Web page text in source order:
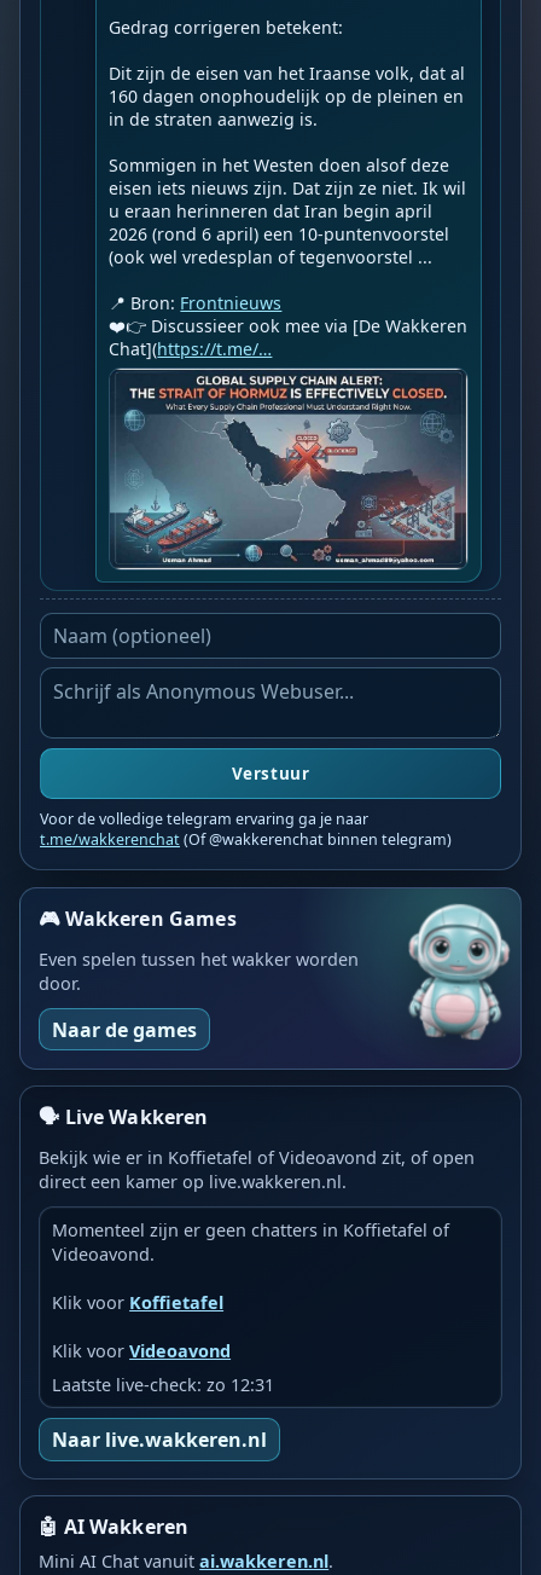
Gedrag corrigeren betekent:
Dit zijn de eisen van het Iraanse volk, dat al
160 dagen onophoudelijk op de pleinen en
in de straten aanwezig is.
Sommigen in het Westen doen alsof deze
eisen iets nieuws zijn. Dat zijn ze niet. Ik wil
u eraan herinneren dat Iran begin april
2026 (rond 6 april) een 10-puntenvoorstel
(ook wel vredesplan of tegenvoorstel ...
📍 Bron: Frontnieuws
❤️👉 Discussieer ook mee via [De Wakkeren
Chat](https://t.me/…
Verstuur
Voor de volledige telegram ervaring ga je naar
t.me/wakkerenchat(Of @wakkerenchat binnen telegram)
🎮 Wakkeren Games
Even spelen tussen het wakker worden
door.
Naar de games
🗣️ Live Wakkeren
Bekijk wie er in Koffietafel of Videoavond zit, of open
direct een kamer op live.wakkeren.nl.
Momenteel zijn er geen chatters in Koffietafel of
Videoavond.
Klik voor Koffietafel
Klik voorVideoavond
Laatste live-check: zo 12:31
Naar live.wakkeren.nl
🤖 AI Wakkeren
Mini AI Chat vanuitai.wakkeren.nl.